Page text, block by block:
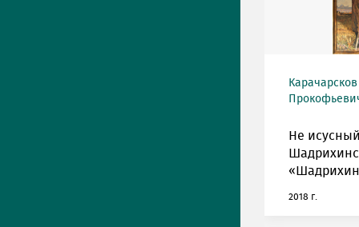
Не
2018 г.